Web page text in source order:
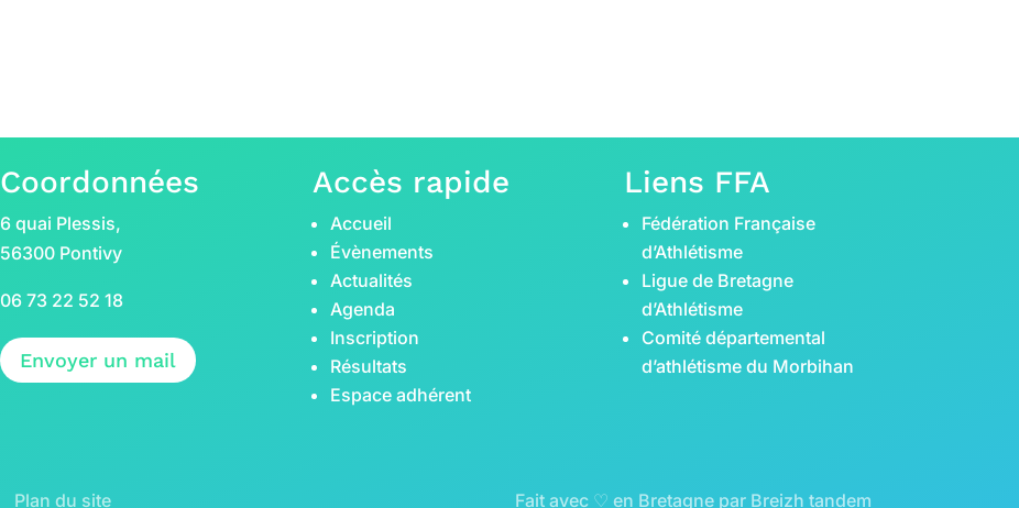
Coordonnées
6 quai Plessis,
56300 Pontivy
06 73 22 52 18
Envoyer un mail
Accès rapide
Accueil
Évènements
Actualités
Agenda
Inscription
Résultats
Espace adhérent
Liens FFA
Fédération Française
d’Athlétisme
Ligue de Bretagne
d’Athlétisme
Comité départemental
d’athlétisme du Morbihan
Plan du site Fait avec ♡ en Bretagne par Breizh tandem